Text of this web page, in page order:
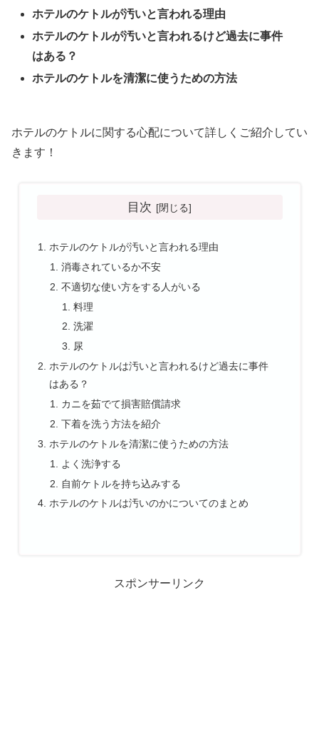
ホテルのケトルが汚いと言われる理由
ホテルのケトルが汚いと言われるけど過去に事件
はある？
ホテルのケトルを清潔に使うための方法
ホテルのケトルに関する心配について詳しくご紹介してい
きます！
目次
ホテルのケトルが汚いと言われる理由
消毒されているか不安
不適切な使い方をする人がいる
料理
洗濯
尿
ホテルのケトルは汚いと言われるけど過去に事件
はある？
カニを茹でて損害賠償請求
下着を洗う方法を紹介
ホテルのケトルを清潔に使うための方法
よく洗浄する
自前ケトルを持ち込みする
ホテルのケトルは汚いのかについてのまとめ
スポンサーリンク